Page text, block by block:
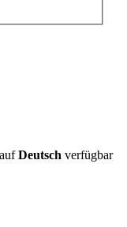
Deutsch verfügbar